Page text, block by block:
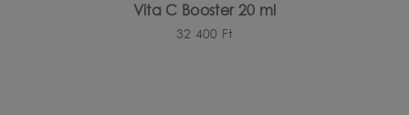
Vita C Booster 20 ml
32 400 Ft